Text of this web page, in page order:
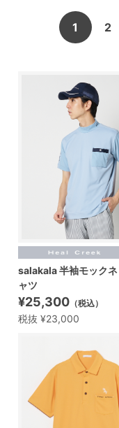
1 2
salakala 半袖モック
ャツ
¥25,300 （税込）
税抜 ¥23,000